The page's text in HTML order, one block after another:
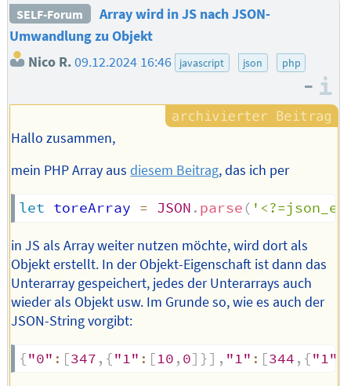
SELF-Forum
Array wird in JS nach JSON-
Umwandlung zu Objekt
Nico R. 09.12.2024 16:46 javascript json php
–
Hallo zusammen,
mein PHP Array ausdiesem Beitrag, das ich per
let toreArray = JSON . parse (
in JS als Array weiter nutzen möchte, wird dort als
Objekt erstellt. In der Objekt-Eigenschaft ist dann das
Unterarray gespeichert, jedes der Unterarrays auch
wieder als Objekt usw. Im Grunde so, wie es auch der
JSON-String vorgibt:
{"0" : [347 , {"1" : [10 , 0] }] , "1" : [344 , {"1"